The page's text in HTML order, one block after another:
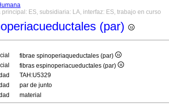
ES, subsidiaria: LA, interfaz: ES, trabajo en curso
(par)
fibrae spinoperiaqueductales (par)
fibras espinoperiacueductales (par)
TAH:U5329
par de junto
material